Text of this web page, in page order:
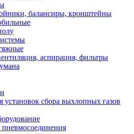
балансиры, кронштейны
аспирация, фильтры
установок сбора выхлопных газов